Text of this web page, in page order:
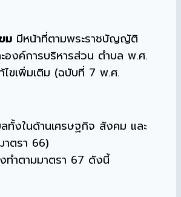
ม มีหน้าที่ตามพระราชบัญญัติ
องค์การบริหารส่วน ตำบล พ.ศ.
ไขเพิ่มเติม (ฉบับที่ 7 พ.ศ.
ทั้งในด้านเศรษฐกิจ สังคม และ
ตรา 66)
ทำตามมาตรา 67 ดังนี้